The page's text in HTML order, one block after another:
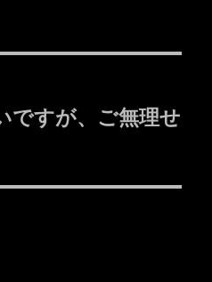
ですが、ご無理せ